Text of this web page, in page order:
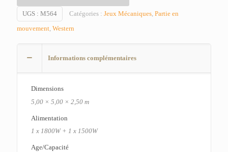
UGS : M564 Catégories : Jeux Mécaniques Partie en
mouvement Western
Informations complémentaires
Dimensions
5,00 × 5,00 × 2,50 m
Alimentation
1 x 1800W + 1 x 1500W
Age/Capacité